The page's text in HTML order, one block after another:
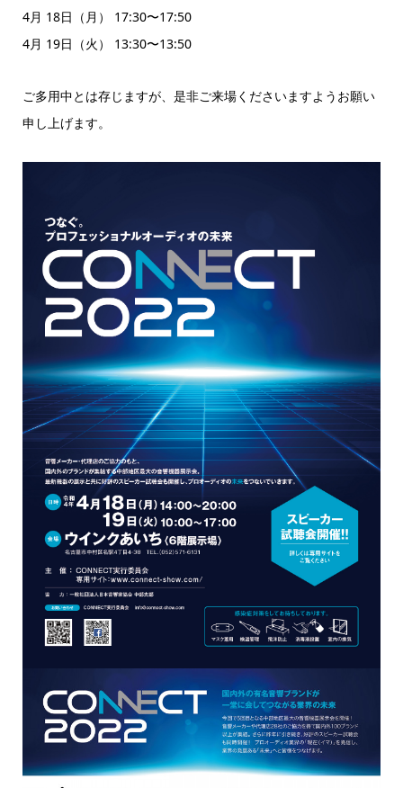
4月 18日（月） 17:30〜17:50
4月 19日（火） 13:30〜13:50
ご多用中とは存じますが、是非ご来場くださいますようお願い
申し上げます。